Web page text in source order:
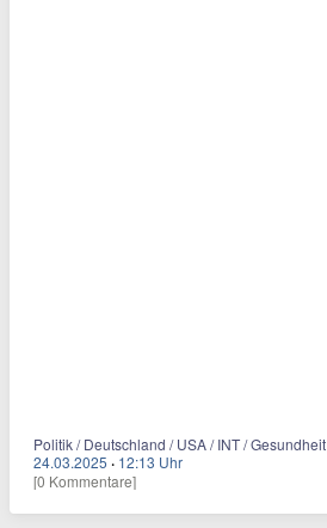
Politik / Deutschland / USA / INT / Gesundheit
24.03.2025 · 12:13 Uhr
[0 Kommentare]